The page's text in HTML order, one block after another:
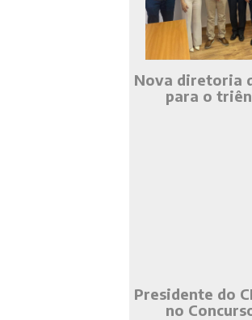
Nova diretoria
para o
Presidente do
no